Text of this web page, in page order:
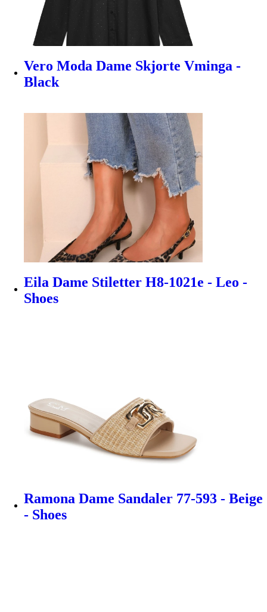
Vero Moda Dame Skjorte Vminga -
Black
Eila Dame Stiletter H8-1021e - Leo -
Shoes
Ramona Dame Sandaler 77-593 - Beige
- Shoes